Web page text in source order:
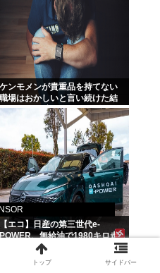
ケンモメンが貴重品を持てない
職場はおかしいと言い続けた結
果 ルールが変わり始めた件
【エコ】日産の第三世代e-
POWER、無給油で1980キロ走
ってギネス記録達成
ムと、いいお肉と酒と、お
トップ サイドバー